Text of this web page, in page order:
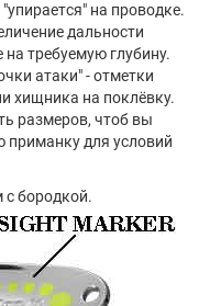
на проводке.
дальности
требуемую глубину.
атаки" - отметки
хищника на поклёвку.
размеров, чтоб вы
приманку для условий
бородкой.